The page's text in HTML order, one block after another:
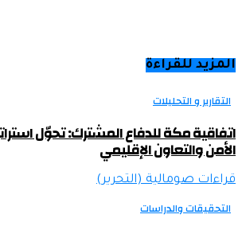
المزيد للقراءة
التقارير و التحليلات
اتفاقية مكة للدفاع المشترك: تحوّل
الأمن والتعاون الإقليمي
قراءات صومالية (التحرير)
التحقيقات والدراسات